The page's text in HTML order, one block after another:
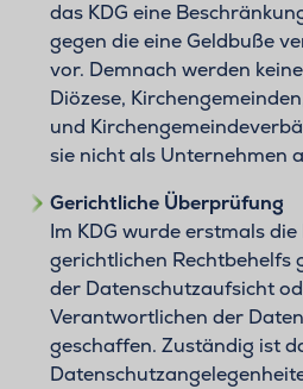
das KDG eine
gegen die eine Geldbuße
vor. Demnach werden
Diözese,
und
sie nicht als Unternehmen
Gerichtliche Überprüfung
Im KDG wurde erstmals
gerichtlichen Rechtbehelfs
der Datenschutzaufsicht
Verantwortlichen der
geschaffen. Zuständig ist